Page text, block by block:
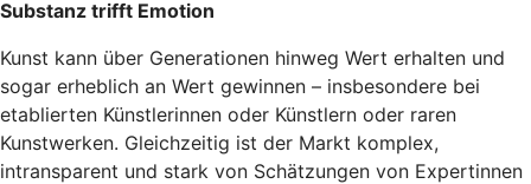
Substanz trifft Emotion
Kunst kann über Generationen hinweg Wert erhalten und
sogar erheblich an Wert gewinnen – insbesondere bei
etablierten Künstlerinnen oder Künstlern oder raren
Kunstwerken. Gleichzeitig ist der Markt komplex,
intransparent und stark von Schätzungen von Expertinnen